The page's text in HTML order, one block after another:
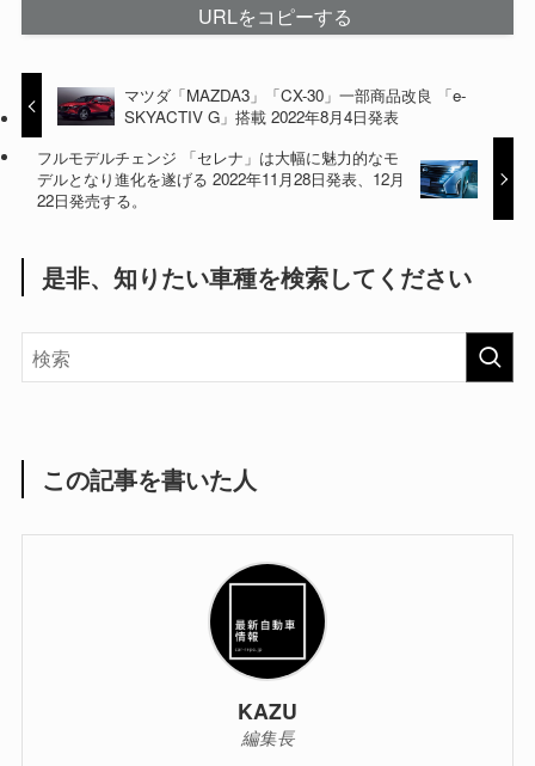
URLをコピーする
マツダ「MAZDA3」「CX-30」一部商品改良 「e-
SKYACTIV G」搭載 2022年8月4日発表
フルモデルチェンジ 「セレナ」は大幅に魅力的なモ
デルとなり進化を遂げる 2022年11月28日発表、12月
22日発売する。
是非、知りたい車種を検索してください
この記事を書いた人
KAZU
編集長